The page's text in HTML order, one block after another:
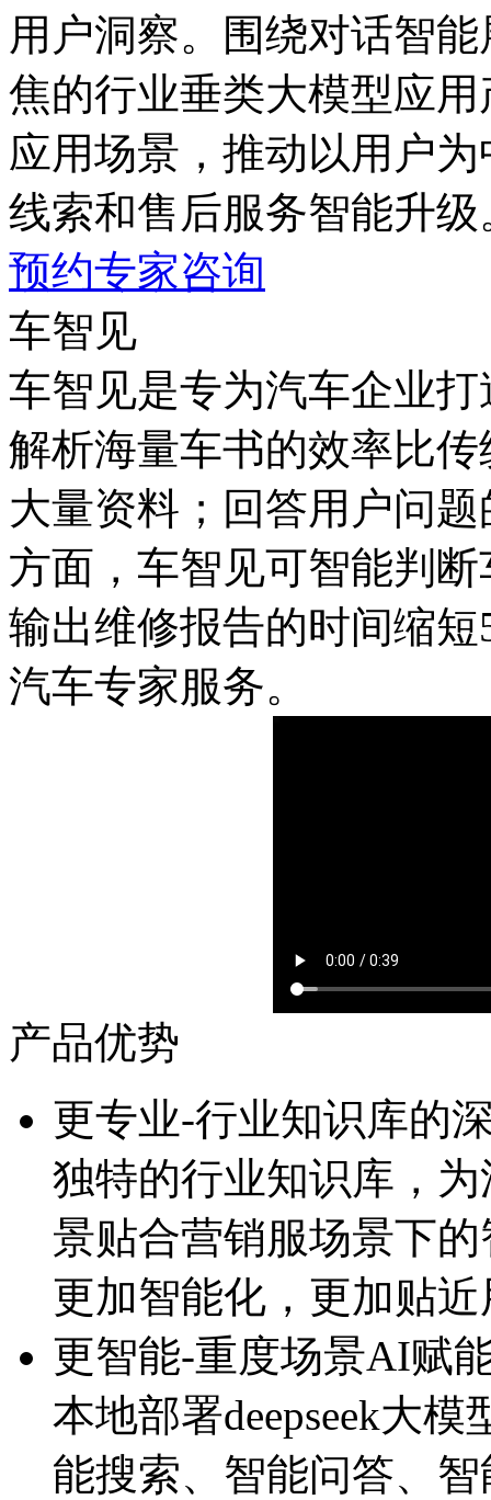
用户洞察。围绕对话智能展开
焦的行业垂类大模型应用
应用场景，推动以用户
线索和售后服务智能升级
预约专家咨询
车智见
车智见是专为汽车企业
解析海量车书的效率比传
大量资料；回答用户问
方面，车智见可智能判断
输出维修报告的时间缩短
汽车专家服务。
产品优势
更专业-行业知识库的
独特的行业知识库
景贴合营销服场景下的
更加智能化，更加贴
更智能-重度场景AI赋
本地部署deepseek大模
能搜索、智能问答